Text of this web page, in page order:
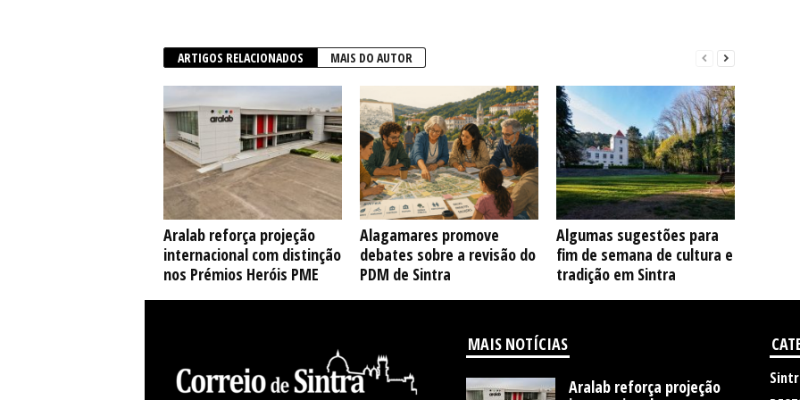
ARTIGOS RELACIONADOS MAIS DO AUTOR
Aralab reforça projeção
internacional com distinção
nos Prémios Heróis PME
Alagamares promove
debates sobre a revisão do
PDM de Sintra
Algumas sugestões para
fim de semana de cultura e
tradição em Sintra
MAIS NOTÍCIAS
Aralab reforça projeção